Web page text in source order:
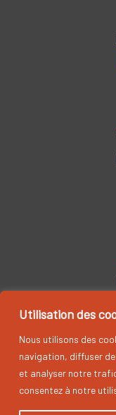
Utilisation des
Nous utilisons des
navigation, diffuser
et analyser notre
consentez à notre